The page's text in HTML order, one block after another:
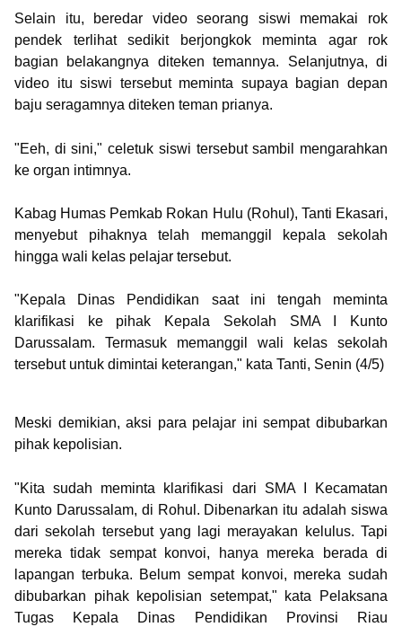
Selain itu, beredar video seorang siswi memakai rok
pendek terlihat sedikit berjongkok meminta agar rok
bagian belakangnya diteken temannya. Selanjutnya, di
video itu siswi tersebut meminta supaya bagian depan
baju seragamnya diteken teman prianya.
"Eeh, di sini," celetuk siswi tersebut sambil mengarahkan
ke organ intimnya.
Kabag Humas Pemkab Rokan Hulu (Rohul), Tanti Ekasari,
menyebut pihaknya telah memanggil kepala sekolah
hingga wali kelas pelajar tersebut.
"Kepala Dinas Pendidikan saat ini tengah meminta
klarifikasi ke pihak Kepala Sekolah SMA I Kunto
Darussalam. Termasuk memanggil wali kelas sekolah
tersebut untuk dimintai keterangan," kata Tanti, Senin (4/5)
Meski demikian, aksi para pelajar ini sempat dibubarkan
pihak kepolisian.
"Kita sudah meminta klarifikasi dari SMA I Kecamatan
Kunto Darussalam, di Rohul. Dibenarkan itu adalah siswa
dari sekolah tersebut yang lagi merayakan kelulus. Tapi
mereka tidak sempat konvoi, hanya mereka berada di
lapangan terbuka. Belum sempat konvoi, mereka sudah
dibubarkan pihak kepolisian setempat," kata Pelaksana
Tugas Kepala Dinas Pendidikan Provinsi Riau